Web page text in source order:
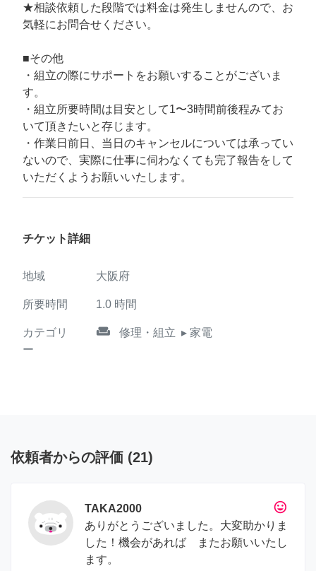
★相談依頼した段階では料金は発生しませんので、お
気軽にお問合せください。
■その他
・組立の際にサポートをお願いすることがございま
す。
・組立所要時間は目安として1〜3時間前後程みてお
いて頂きたいと存じます。
・作業日前日、当日のキャンセルについては承ってい
ないので、実際に仕事に伺わなくても完了報告をして
いただくようお願いいたします。
チケット詳細
地域 大阪府
所要時間 1.0 時間
カテゴリ
ー
weekend 修理・組立 ▸ 家電
依頼者からの評価 (21)
tag_faces
TAKA2000
ありがとうございました。大変助かりま
した！機会があれば またお願いいたし
ます。